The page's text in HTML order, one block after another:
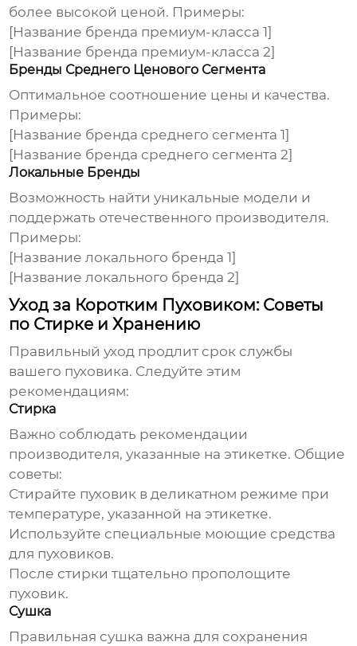
более высокой ценой. Примеры:
[Название бренда премиум-класса 1]
[Название бренда премиум-класса 2]
Бренды Среднего Ценового Сегмента
Оптимальное соотношение цены и качества.
Примеры:
[Название бренда среднего сегмента 1]
[Название бренда среднего сегмента 2]
Локальные Бренды
Возможность найти уникальные модели и
поддержать отечественного производителя.
Примеры:
[Название локального бренда 1]
[Название локального бренда 2]
Уход за Коротким Пуховиком: Советы
по Стирке и Хранению
Правильный уход продлит срок службы
вашего пуховика. Следуйте этим
рекомендациям:
Стирка
Важно соблюдать рекомендации
производителя, указанные на этикетке. Общие
советы:
Стирайте пуховик в деликатном режиме при
температуре, указанной на этикетке.
Используйте специальные моющие средства
для пуховиков.
После стирки тщательно прополощите
пуховик.
Сушка
Правильная сушка важна для сохранения